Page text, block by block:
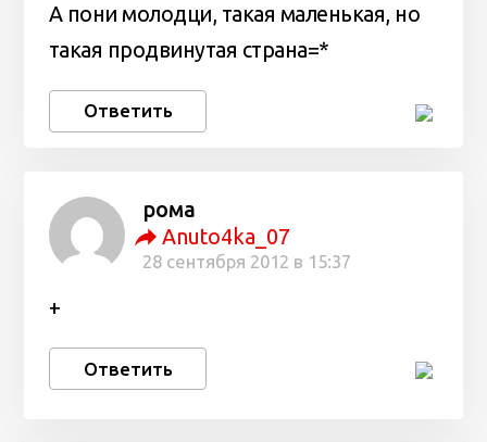
А пони молодци, такая маленькая, но
такая продвинутая страна=*
Ответить
рома
Anuto4ka_07
28 сентября 2012 в 15:37
+
Ответить